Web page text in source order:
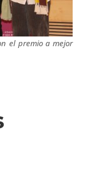
el premio a mejor